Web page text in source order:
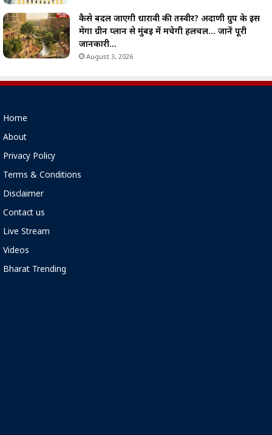
कैसे बदल जाएगी धारावी की तस्वीर? अदाणी ग्रुप के इस
मेगा ग्रीन प्लान से मुंबई में मचेगी हलचल… जानें पूरी
जानकारी…
August 3, 2026
Home
About
Privacy Policy
Terms & Conditions
Disclaimer
Contact us
Live Stream
Videos
Bharat Trending